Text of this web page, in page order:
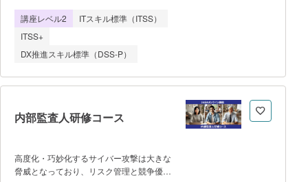
以内であればいつでも科目B試験のみ受験
となります。初めて受験される方や、効率
良く合格を目指したい方などにおすすめで
す。 ※免除制度と試験の詳
ています。 ＜プログラムの内容、
流れ＞ 【ステップ1】AI・データサイ
講義動画を視聴 【ステップ2】模擬問
＞ メイン講師：西川薫 名古屋大学
遠鏡の制御・データ記録を行う分散システ
ムの開発を主導。さらに望遠鏡で得られた
元する研究を行った。AVILENでは研究発
表やコーディングの経験を活かし、主にE
講座レベル2
ITスキル標準（ITSS）
ITSS+
DX推進スキル標準（DSS-P）
内部監査人研修コース
高度化・巧妙化するサイバー攻撃は大きな
脅威となっており、リスク管理と競争優位